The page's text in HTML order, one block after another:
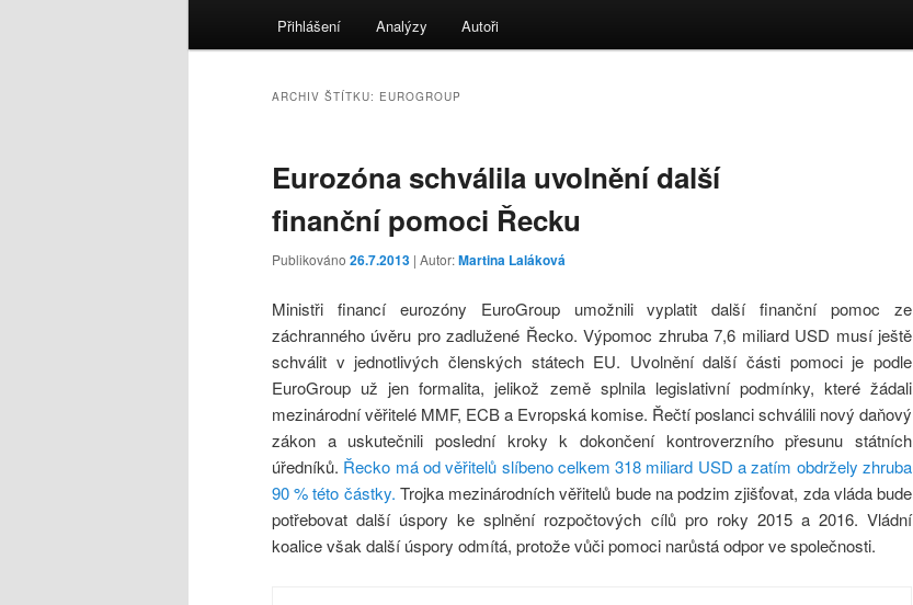
Přihlášení Analýzy Autoři
ARCHIV ŠTÍTKU: EUROGROUP
Eurozóna schválila uvolnění další
finanční pomoci Řecku
Publikováno 26.7.2013 | Autor:Martina Laláková
Ministři financí eurozóny EuroGroup umožnili vyplatit další finanční pomoc ze
záchranného úvěru pro zadlužené Řecko. Výpomoc zhruba 7,6 miliard USD musí ještě
schválit v jednotlivých členských státech EU. Uvolnění další části pomoci je podle
EuroGroup už jen formalita, jelikož země splnila legislativní podmínky, které žádali
mezinárodní věřitelé MMF, ECB a Evropská komise. Řečtí poslanci schválili nový daňový
zákon a uskutečnili poslední kroky k dokončení kontroverzního přesunu státních
úředníků. Řecko má od věřitelů slíbeno celkem 318 miliard USD a zatím obdržely zhruba
90 % této částky. Trojka mezinárodních věřitelů bude na podzim zjišťovat, zda vláda bude
potřebovat další úspory ke splnění rozpočtových cílů pro roky 2015 a 2016. Vládní
koalice však další úspory odmítá, protože vůči pomoci narůstá odpor ve společnosti.